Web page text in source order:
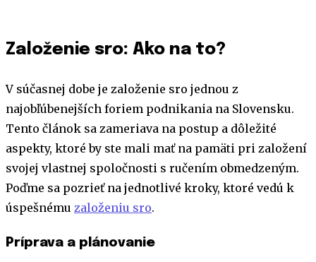
Založenie sro: Ako na to?
V súčasnej dobe je založenie sro jednou z
najobľúbenejších foriem podnikania na Slovensku.
Tento článok sa zameriava na postup a dôležité
aspekty, ktoré by ste mali mať na pamäti pri založení
svojej vlastnej spoločnosti s ručením obmedzeným.
Poďme sa pozrieť na jednotlivé kroky, ktoré vedú k
úspešnému založeniu sro.
Príprava a plánovanie